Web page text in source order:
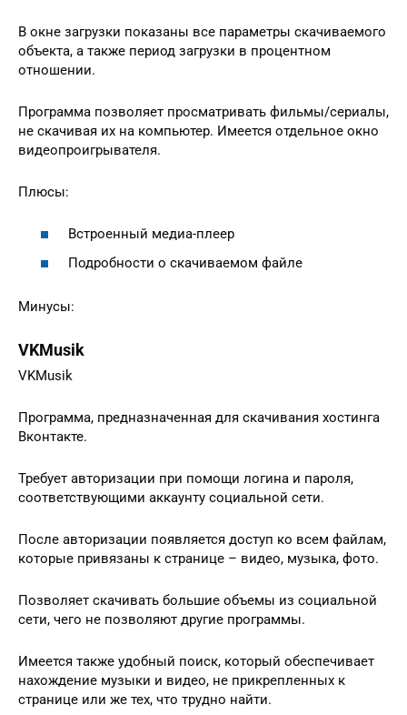
В окне загрузки показаны все параметры скачиваемого
объекта, а также период загрузки в процентном
отношении.
Программа позволяет просматривать фильмы/сериалы,
не скачивая их на компьютер. Имеется отдельное окно
видеопроигрывателя.
Плюсы:
Встроенный медиа-плеер
Подробности о скачиваемом файле
Минусы:
VKMusik
VKMusik
Программа, предназначенная для скачивания хостинга
Вконтакте.
Требует авторизации при помощи логина и пароля,
соответствующими аккаунту социальной сети.
После авторизации появляется доступ ко всем файлам,
которые привязаны к странице – видео, музыка, фото.
Позволяет скачивать большие объемы из социальной
сети, чего не позволяют другие программы.
Имеется также удобный поиск, который обеспечивает
нахождение музыки и видео, не прикрепленных к
странице или же тех, что трудно найти.